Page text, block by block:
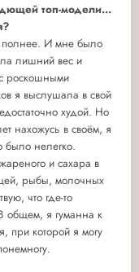
топ-модели...
И мне было
лишний вес и
роскошными
я выслушала в свой
худой. Но
нахожусь в своём, я
было нелегко.
и сахара в
рыбы, молочных
что где-то
общем, я гуманна к
при которой я могу